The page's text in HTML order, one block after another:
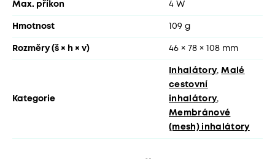
Max. příkon 4 W
Hmotnost 109 g
Rozměry (š × h × v) 46 × 78 × 108 mm
Kategorie
Inhalátory,Malé
cestovní
inhalátory,
Membránové
(mesh) inhalátory